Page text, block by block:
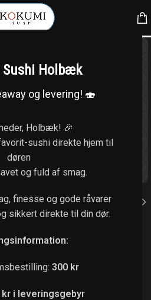
Sushi Holbæk
og levering! 🍣
Holbæk! 🎉
sushi direkte hjem til
døren
og fuld af smag.
finesse og gode råvarer
sikkert direkte til din dør.
300 kr
kr i leveringsgebyr